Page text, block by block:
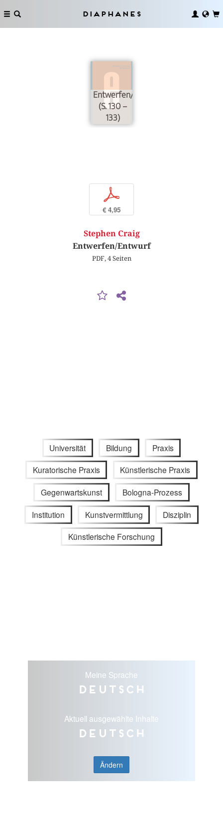
Diaphanes
Entwerfen/Entwurf
(S. 130 –
133)
p
€ 4,95
Stephen Craig
Entwerfen/Entwurf
PDF, 4 Seiten
Universität Bildung Praxis
Kuratorische Praxis Künstlerische Praxis
Gegenwartskunst Bologna-Prozess
Institution Kunstvermittlung Disziplin
Künstlerische Forschung
Meine Sprache
Deutsch
Aktuell ausgewählte Inhalte
Deutsch
Ändern